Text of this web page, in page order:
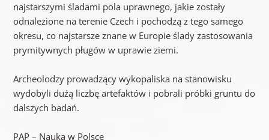
najstarszymi śladami pola uprawnego, jakie zostały
odnalezione na terenie Czech i pochodzą z tego samego
okresu, co najstarsze znane w Europie ślady zastosowania
prymitywnych pługów w uprawie ziemi.
Archeolodzy prowadzący wykopaliska na stanowisku
wydobyli dużą liczbę artefaktów i pobrali próbki gruntu do
dalszych badań.
PAP – Nauka w Polsce